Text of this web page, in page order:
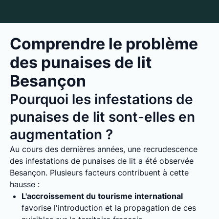
Comprendre le problème
des punaises de lit
Besançon
Pourquoi les infestations de
punaises de lit sont-elles en
augmentation ?
Au cours des dernières années, une recrudescence
des infestations de punaises de lit a été observée
Besançon. Plusieurs facteurs contribuent à cette
hausse :
L'accroissement du tourisme international
favorise l'introduction et la propagation de ces